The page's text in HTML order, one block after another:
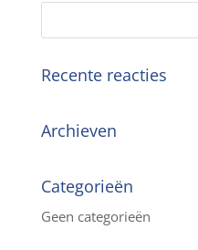
Recente reacties
Archieven
Categorieën
Geen categorieën